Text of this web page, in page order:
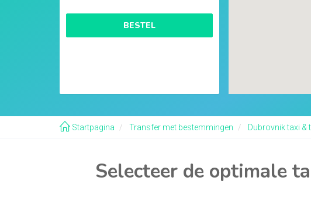
BESTEL
Startpagina Transfer met bestemmingen Dubrovnik taxi &
Selecteer de optimale